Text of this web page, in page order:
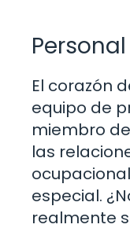
El corazón
equipo de
miembro
las
especial.
realmente